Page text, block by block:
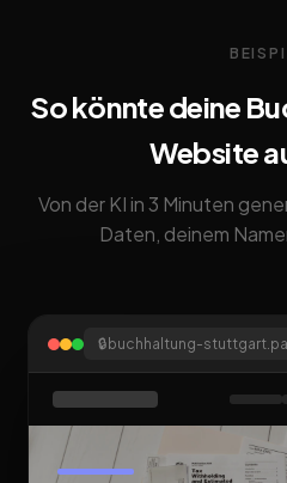
So könnte deine
Website
Von der KI in 3 Minuten
Daten, deinem
🔒 buchhaltung-